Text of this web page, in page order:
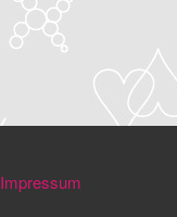
Impressum